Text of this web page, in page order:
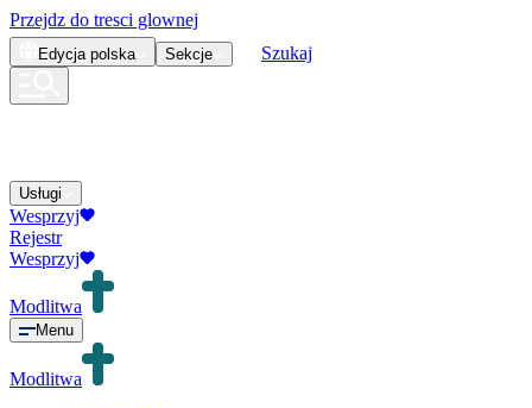
Przejdz do tresci glownej
Edycja polska Sekcje Szukaj
Usługi
Wesprzyj
Rejestr
Wesprzyj
Modlitwa
Menu
Modlitwa